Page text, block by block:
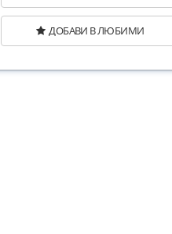
ДОБАВИ В ЛЮБИМИ